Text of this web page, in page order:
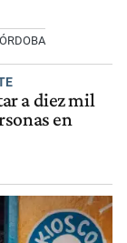
a diez mil
en